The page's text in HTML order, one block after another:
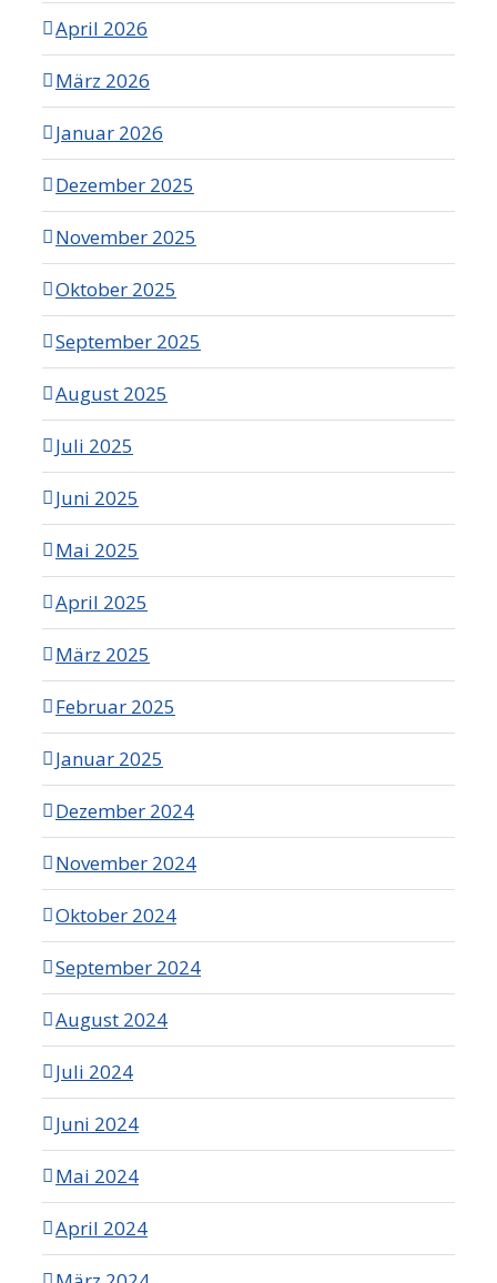
April 2026
März 2026
Januar 2026
Dezember 2025
November 2025
Oktober 2025
September 2025
August 2025
Juli 2025
Juni 2025
Mai 2025
April 2025
März 2025
Februar 2025
Januar 2025
Dezember 2024
November 2024
Oktober 2024
September 2024
August 2024
Juli 2024
Juni 2024
Mai 2024
April 2024